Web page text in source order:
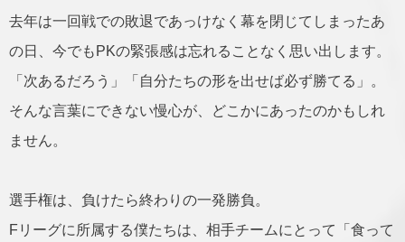
去年は一回戦での敗退であっけなく幕を閉じてしまったあ
の日、今でもPKの緊張感は忘れることなく思い出します。
「次あるだろう」「自分たちの形を出せば必ず勝てる」。
そんな言葉にできない慢心が、どこかにあったのかもしれ
ません。
選手権は、負けたら終わりの一発勝負。
Fリーグに所属する僕たちは、相手チームにとって「食って